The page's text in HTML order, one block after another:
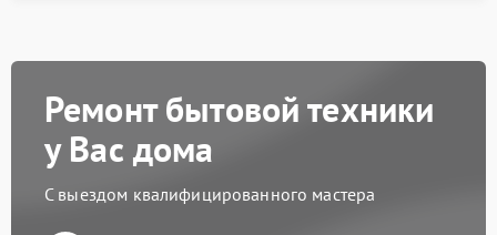
Ремонт бытовой техники
у Вас дома
С выездом квалифицированного мастера